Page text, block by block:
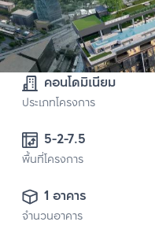
คอนโดมิเนียม
ประเภทโครงการ
5-2-7.5
พื้นที่โครงการ
1 อาคาร
จำนวนอาคาร